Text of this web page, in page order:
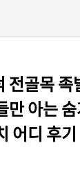
전골목
아는
어디 후